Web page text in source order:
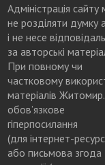
Адміністрація
не розділяти думку
і не несе
за авторські
При повному чи
частковому
матеріалів
обов’язкове
гіперпосилання
(для інтернет-
або письмова згода